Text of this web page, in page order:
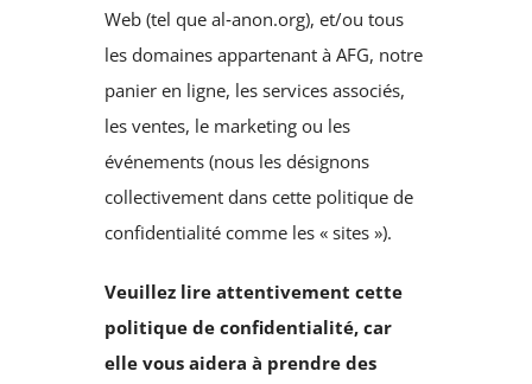
Web (tel que al‑anon.org), et/ou tous
les domaines appartenant à AFG, notre
panier en ligne, les services associés,
les ventes, le marketing ou les
événements (nous les désignons
collectivement dans cette politique de
confidentialité comme les « sites »).
Veuillez lire attentivement cette
politique de confidentialité, car
elle vous aidera à prendre des